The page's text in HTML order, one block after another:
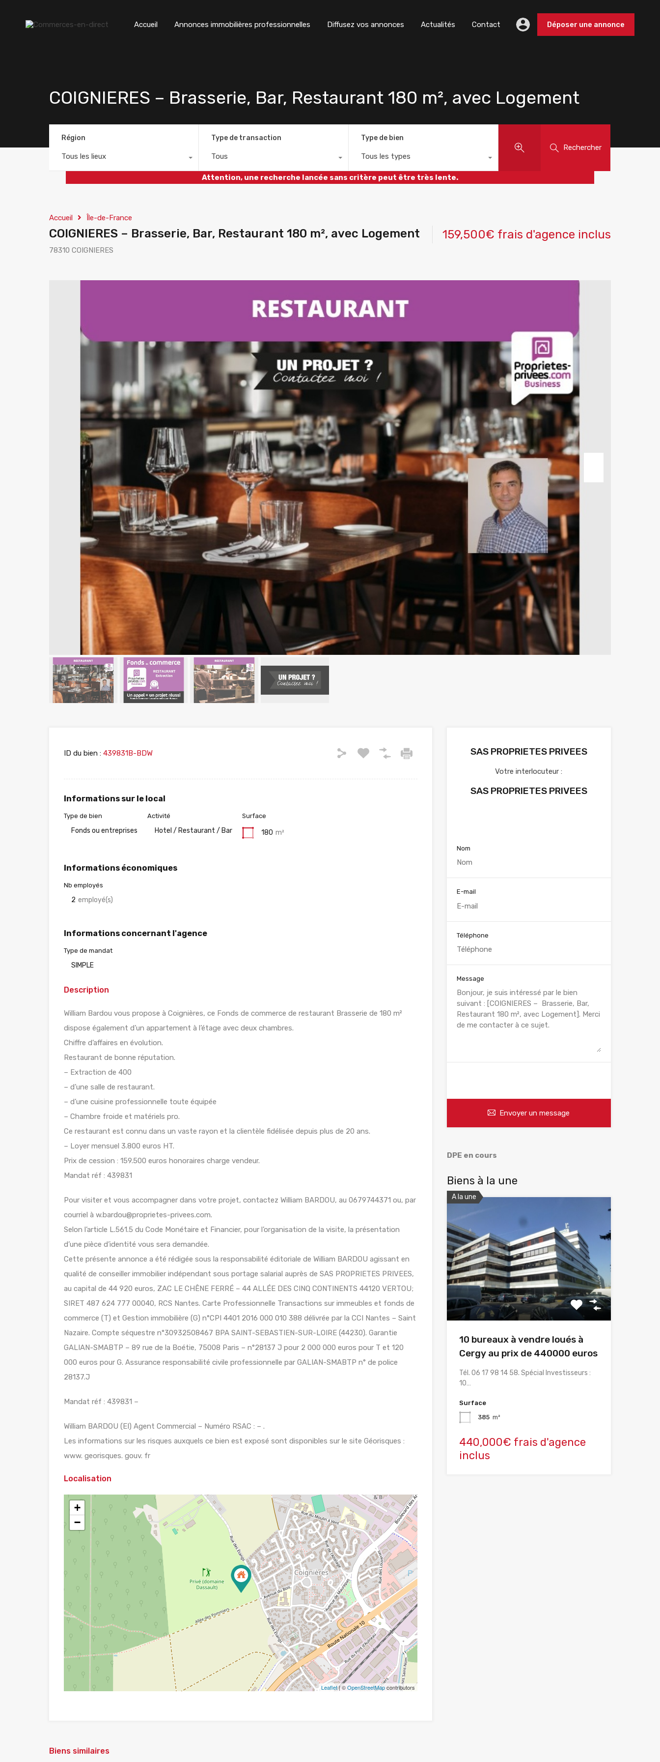
Accueil Annonces immobilières professionnelles Diffusez vos annonces Actualités Contact Déposer une annonce
COIGNIERES – Brasserie, Bar, Restaurant 180 m², avec Logement
Région
Tous les lieux
Type de transaction
Tous
Type de bien
Tous les types
Rechercher
Attention, une recherche lancée sans critère peut être très lente.
Accueil Île-de-France
COIGNIERES – Brasserie, Bar, Restaurant 180 m², avec Logement
78310 COIGNIERES
159,500€ frais d'agence inclus
ID du bien : 439831B-BDW
Informations sur le local
Type de bien
Fonds ou entreprises
Activité
Hotel / Restaurant / Bar
Surface
180 m²
Informations économiques
Nb employés
2 employé(s)
Informations concernant l'agence
Type de mandat
SIMPLE
Description
William Bardou vous propose à Coignières, ce Fonds de commerce de restaurant Brasserie de 180 m²
dispose également d’un appartement à l’étage avec deux chambres.
Chiffre d’affaires en évolution.
Restaurant de bonne réputation.
– Extraction de 400
– d’une salle de restaurant.
– d’une cuisine professionnelle toute équipée
– Chambre froide et matériels pro.
Ce restaurant est connu dans un vaste rayon et la clientèle fidélisée depuis plus de 20 ans.
– Loyer mensuel 3.800 euros HT.
Prix de cession : 159.500 euros honoraires charge vendeur.
Mandat réf : 439831
Pour visiter et vous accompagner dans votre projet, contactez William BARDOU, au 0679744371 ou, par
courriel à w.bardou@proprietes-privees.com.
Selon l’article L.561.5 du Code Monétaire et Financier, pour l’organisation de la visite, la présentation
d’une pièce d’identité vous sera demandée.
Cette présente annonce a été rédigée sous la responsabilité éditoriale de William BARDOU agissant en
qualité de conseiller immobilier indépendant sous portage salarial auprès de SAS PROPRIETES PRIVEES,
au capital de 44 920 euros, ZAC LE CHÊNE FERRÉ – 44 ALLÉE DES CINQ CONTINENTS 44120 VERTOU;
SIRET 487 624 777 00040, RCS Nantes. Carte Professionnelle Transactions sur immeubles et fonds de
commerce (T) et Gestion immobilière (G) n°CPI 4401 2016 000 010 388 délivrée par la CCI Nantes – Saint
Nazaire. Compte séquestre n°30932508467 BPA SAINT-SEBASTIEN-SUR-LOIRE (44230). Garantie
GALIAN-SMABTP – 89 rue de la Boétie, 75008 Paris – n°28137 J pour 2 000 000 euros pour T et 120
000 euros pour G. Assurance responsabilité civile professionnelle par GALIAN-SMABTP n° de police
28137.J
Mandat réf : 439831 –
William BARDOU (EI) Agent Commercial – Numéro RSAC : – .
Les informations sur les risques auxquels ce bien est exposé sont disponibles sur le site Géorisques :
www. georisques. gouv. fr
Localisation
+
−
Leaflet| ©OpenStreetMapcontributors
Biens similaires
SAS PROPRIETES PRIVEES
Votre interlocuteur :
SAS PROPRIETES PRIVEES
Nom
E-mail
Téléphone
Message
Envoyer un message
DPE en cours
Biens à la une
A la une
10 bureaux à vendre loués à
Cergy au prix de 440000 euros
Tél. 06 17 98 14 58. Spécial Investisseurs :
10…
Surface
385 m²
440,000€ frais d'agence
inclus